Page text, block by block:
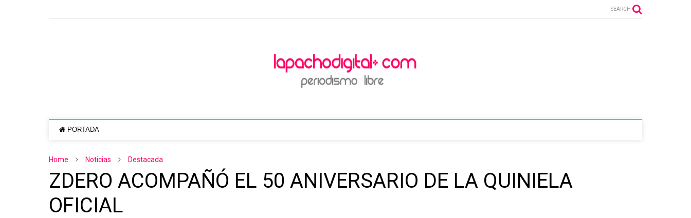
SEARCH
PORTADA
Home Noticias Destacada
ZDERO ACOMPAÑÓ EL 50 ANIVERSARIO DE LA QUINIELA
OFICIAL